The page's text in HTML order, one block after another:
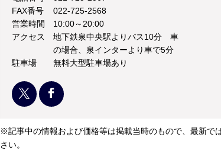
FAX番号
022-725-2568
営業時間
10:00～20:00
アクセス
地下鉄泉中央駅よりバス10分 車
の場合、泉インターより車で5分
駐車場
無料大型駐車場あり
※記事中の情報および価格等は掲載当時のもので、最新で
さい。